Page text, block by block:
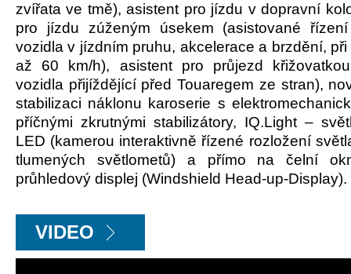
zvířata ve tmě), asistent pro jízdu v dopravní
pro jízdu zúženým úsekem (asistované
vozidla v jízdním pruhu, akcelerace a brzdění,
až 60 km/h), asistent pro průjezd
vozidla přijíždějící před Touaregem ze stran),
stabilizaci náklonu karoserie s
příčnými zkrutnými stabilizátory, IQ.Light –
LED (kamerou interaktivně řízené rozložení
tlumených světlometů) a přímo na čelní
průhledový displej (Windshield Head-up-Display).
VIDEO